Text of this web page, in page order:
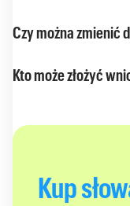
Czy można zmienić
Kto może złożyć
Kup